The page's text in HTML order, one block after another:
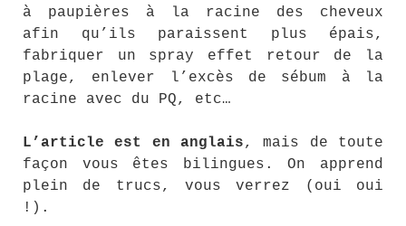
à paupières à la racine des cheveux
afin qu’ils paraissent plus épais,
fabriquer un spray effet retour de la
plage, enlever l’excès de sébum à la
racine avec du PQ, etc…
L’article est en anglais, mais de toute
façon vous êtes bilingues. On apprend
plein de trucs, vous verrez (oui oui
!).